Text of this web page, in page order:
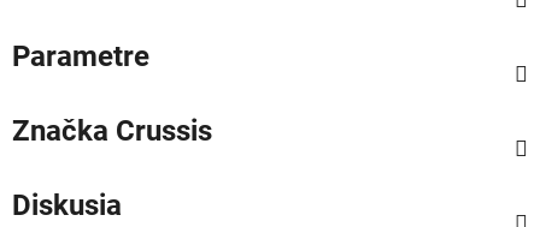
Parametre
Značka Crussis
Diskusia